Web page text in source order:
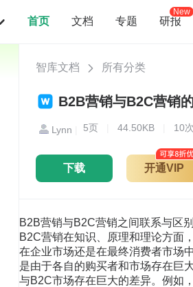
首页 文档 专题 研报
New
智库文档 所有分类
B2B营销与B2C营销
Lynn 5页 44.50KB 10
下载 开通VIP
B2B营销与B2C营销之间联系与区
B2C营销在知识、原理和理论方面
在企业市场还是在最终消费者市场
是由于各自的购买者和市场存在巨
与B2C市场存在巨大的差异。例如